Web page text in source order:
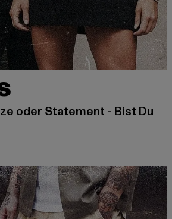
oder Statement - Bist Du